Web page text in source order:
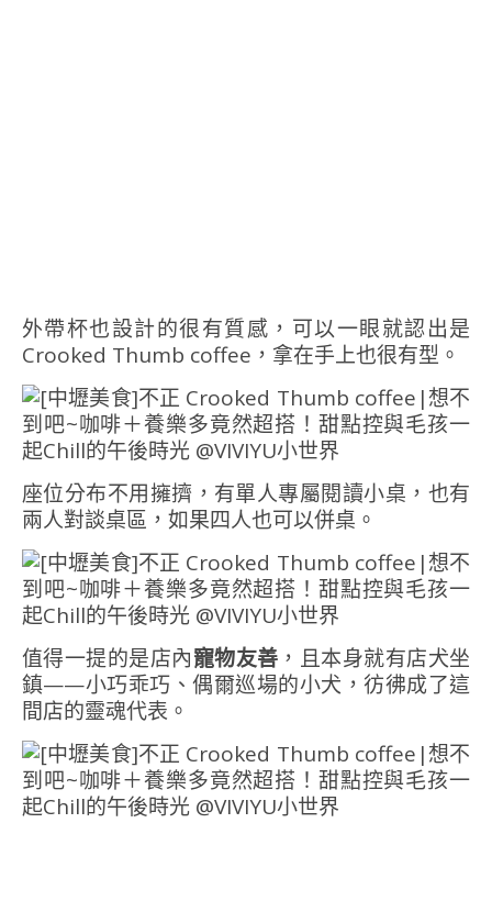
外帶杯也設計的很有質感，可以一眼就認出是
Crooked Thumb coffee，拿在手上也很有型。
座位分布不用擁擠，有單人專屬閱讀小桌，也有
兩人對談桌區，如果四人也可以併桌。
值得一提的是店內寵物友善 ，且本身就有店犬坐
鎮——小巧乖巧、偶爾巡場的小犬，彷彿成了這
間店的靈魂代表。